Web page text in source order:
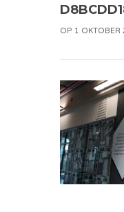
OP 1 OKTOBER